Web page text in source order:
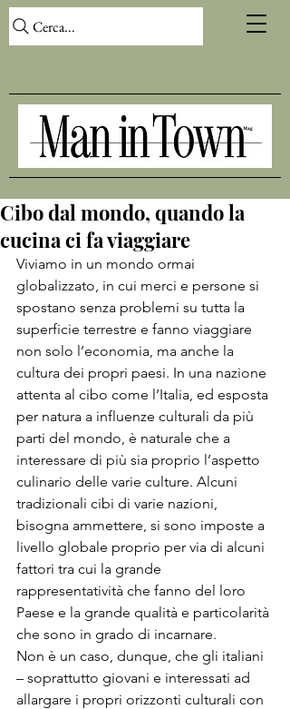
Cerca...
Cibo dal mondo, quando la
cucina ci fa viaggiare
Viviamo in un mondo ormai
globalizzato, in cui merci e persone si
spostano senza problemi su tutta la
superficie terrestre e fanno viaggiare
non solo l’economia, ma anche la
cultura dei propri paesi. In una nazione
attenta al cibo come l’Italia, ed esposta
per natura a influenze culturali da più
parti del mondo, è naturale che a
interessare di più sia proprio l’aspetto
culinario delle varie culture. Alcuni
tradizionali cibi di varie nazioni,
bisogna ammettere, si sono imposte a
livello globale proprio per via di alcuni
fattori tra cui la grande
rappresentatività che fanno del loro
Paese e la grande qualità e particolarità
che sono in grado di incarnare.
Non è un caso, dunque, che gli italiani
– soprattutto giovani e interessati ad
allargare i propri orizzonti culturali con